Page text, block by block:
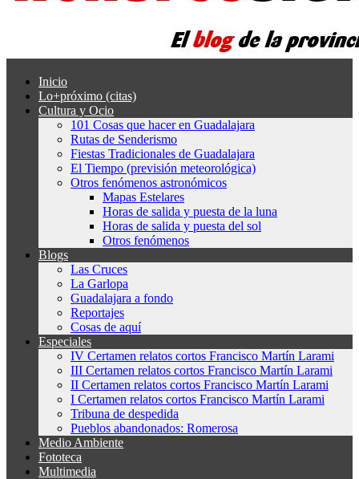
Inicio
Lo+próximo (citas)
Cultura y Ocio
101 Cosas que hacer en Guadalajara
Rutas de Senderismo
Fiestas Tradicionales de Guadalajara
El Tiempo (previsión meteorológica)
Otros fenómenos astronómicos
Mapas Estelares
Horas de salida y puesta de la luna
Horas de salida y puesta del sol
Otros fenómenos
Blogs
Las Cruces
La Garlopa
Guadalajara a fondo
Reportajes
Cosas de aquí
Especiales
IV Certamen relatos cortos Francisco Martín Larami
III Certamen relatos cortos Francisco Martín Larami
II Certamen relatos cortos Francisco Martín Larami
I Certamen relatos cortos Francisco Martín Larami
Tribuna de despedida
Pueblos abandonados: Romerosa
Medio Ambiente
Fototeca
Multimedia